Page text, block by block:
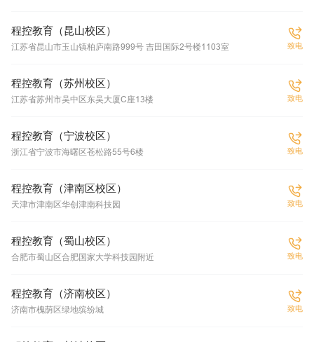
程控教育（昆山校区）
江苏省昆山市玉山镇柏庐南路999号 吉田国际2号楼1103室 致电
程控教育（苏州校区）
江苏省苏州市吴中区东吴大厦C座13楼 致电
程控教育（宁波校区）
浙江省宁波市海曙区苍松路55号6楼 致电
程控教育（津南区校区）
天津市津南区华创津南科技园 致电
程控教育（蜀山校区）
合肥市蜀山区合肥国家大学科技园附近 致电
程控教育（济南校区）
济南市槐荫区绿地缤纷城 致电